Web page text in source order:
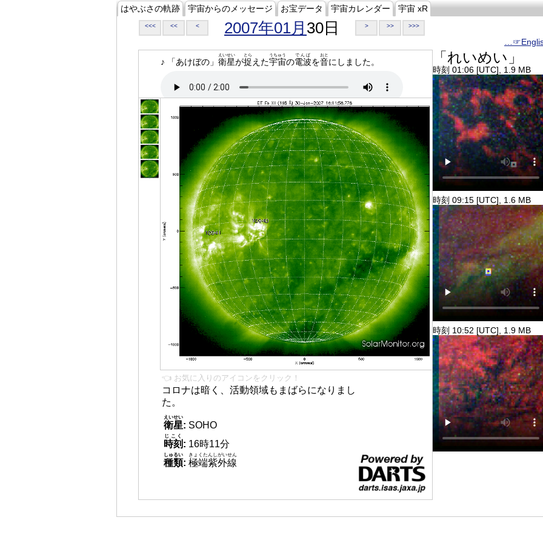
はやぶさの軌跡 宇宙からのメッセージ お宝データ 宇宙カレンダー 宇宙 xR
<<< << < 2007年01月 30日 > >> >>>
♪ 「あけぼの」 衛星
えいせい
が捉
とら
えた宇宙
うちゅう
の電波
でんぱ
を音
おと
にしました。
👈 お気に入りのアイコンをクリック！
コロナは暗く、活動領域もまばらになりまし
た。
衛星
えいせい
: SOHO
時刻
じこく
: 16時11分
種類
しゅるい
: 極端紫外線
きょくたんしがいせん
「れいめい」
時刻 01:06 [UTC], 1.9 MB
時刻 09:15 [UTC], 1.6 MB
時刻 10:52 [UTC], 1.9 MB